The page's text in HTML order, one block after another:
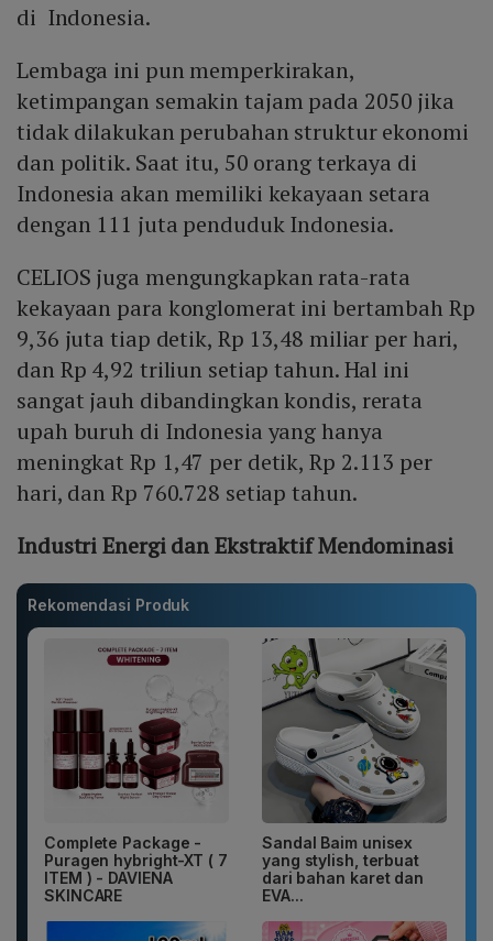
di Indonesia.
Lembaga ini pun memperkirakan,
ketimpangan semakin tajam pada 2050 jika
tidak dilakukan perubahan struktur ekonomi
dan politik. Saat itu, 50 orang terkaya di
Indonesia akan memiliki kekayaan setara
dengan 111 juta penduduk Indonesia.
CELIOS juga mengungkapkan rata-rata
kekayaan para konglomerat ini bertambah Rp
9,36 juta tiap detik, Rp 13,48 miliar per hari,
dan Rp 4,92 triliun setiap tahun. Hal ini
sangat jauh dibandingkan kondis, rerata
upah buruh di Indonesia yang hanya
meningkat Rp 1,47 per detik, Rp 2.113 per
hari, dan Rp 760.728 setiap tahun.
Industri Energi dan Ekstraktif Mendominasi
Rekomendasi Produk
Complete Package -
Puragen hybright-XT ( 7
ITEM ) - DAVIENA
SKINCARE
Sandal Baim unisex
yang stylish, terbuat
dari bahan karet dan
EVA...